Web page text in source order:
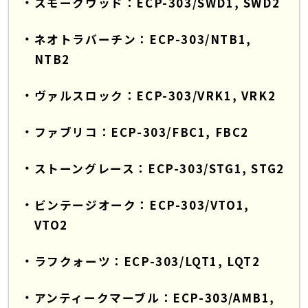
ネオトラバーチン：ECP-303/NTB1,
NTB2
ヴァルスロック：ECP-303/VRK1, VRK2
ファブリコ：ECP-303/FBC1, FBC2
ストーングレース：ECP-303/STG1, STG2
ビンテージオーク：ECP-303/VTO1,
VTO2
ラフクォーツ：ECP-303/LQT1, LQT2
アンティークマーブル：ECP-303/AMB1,